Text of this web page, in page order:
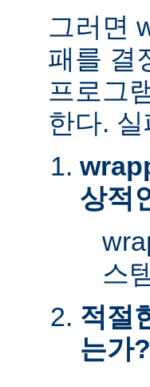
그러면
패를 결
프로그
한다.
상적
스
적절
는가?